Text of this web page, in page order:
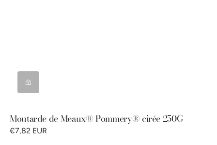
Moutarde de Meaux® Pommery® cirée 250G
€7,82 EUR